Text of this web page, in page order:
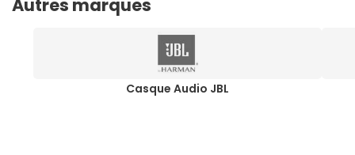
Autres marques
Casque Audio JBL